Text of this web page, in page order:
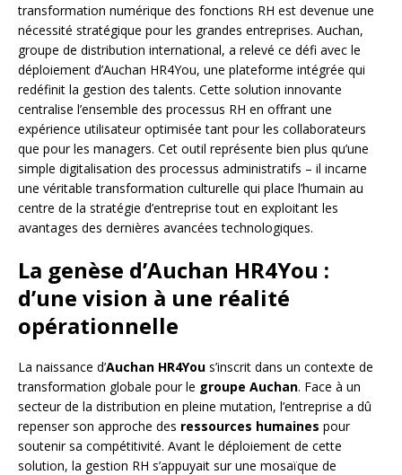
transformation numérique des fonctions RH est devenue une
nécessité stratégique pour les grandes entreprises. Auchan,
groupe de distribution international, a relevé ce défi avec le
déploiement d’Auchan HR4You, une plateforme intégrée qui
redéfinit la gestion des talents. Cette solution innovante
centralise l’ensemble des processus RH en offrant une
expérience utilisateur optimisée tant pour les collaborateurs
que pour les managers. Cet outil représente bien plus qu’une
simple digitalisation des processus administratifs – il incarne
une véritable transformation culturelle qui place l’humain au
centre de la stratégie d’entreprise tout en exploitant les
avantages des dernières avancées technologiques.
La genèse d’Auchan HR4You :
d’une vision à une réalité
opérationnelle
La naissance d’Auchan HR4You s’inscrit dans un contexte de
transformation globale pour le groupe Auchan. Face à un
secteur de la distribution en pleine mutation, l’entreprise a dû
repenser son approche des ressources humaines pour
soutenir sa compétitivité. Avant le déploiement de cette
solution, la gestion RH s’appuyait sur une mosaïque de